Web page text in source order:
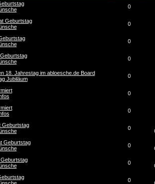
0
Geburtstag
0
0
0
18. Jahrestag im abloesche.de Board
Jubiläum 0
0
0
Geburtstag
0
Geburtstag
0
0
0